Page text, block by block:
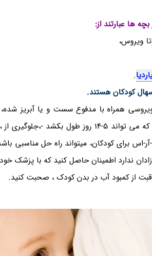
ها عبارتند از:
ویروس،
.
کودکان هستند.
همراه با مدفوع سست و یا آبریز
درمان گاستروآنتریت ویروسی که می تواند
آر-اس برای کودکان، میتواند راه حل مناسبی
ندارد اطمینان حاصل کنید که با پزشک
از کمبود آب در بدن کودک ، صحبت کنید.